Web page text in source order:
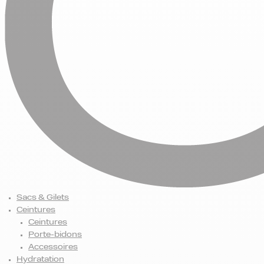
Sacs & Gilets
Ceintures
Ceintures
Porte-bidons
Accessoires
Hydratation